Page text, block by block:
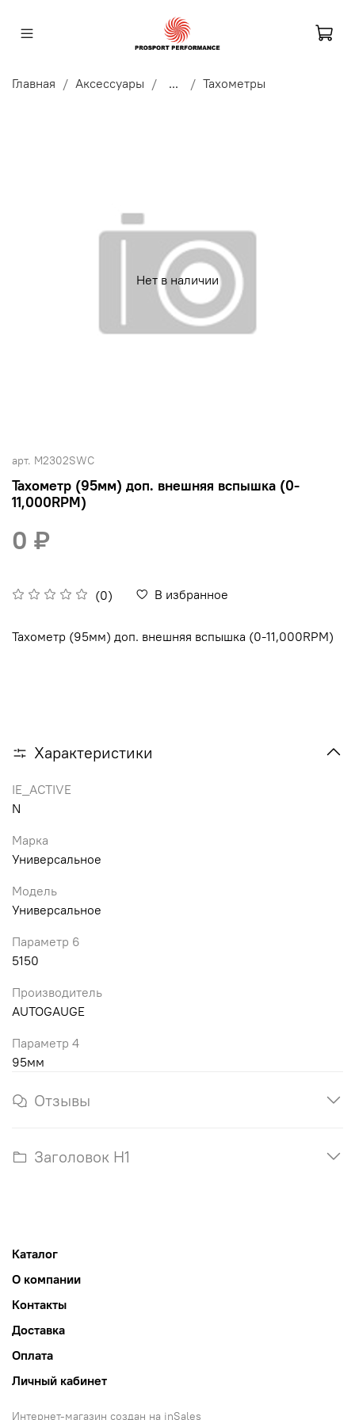
Главная Аксессуары ... Тахометры
Нет в наличии
арт. M2302SWC
Тахометр (95мм) доп. внешняя вспышка (0-
11,000RPM)
(0) В избранное
0 ₽
Тахометр (95мм) доп. внешняя вспышка (0-11,000RPM)
Характеристики
IE_ACTIVE
N
Марка
Универсальное
Модель
Универсальное
Параметр 6
5150
Производитель
AUTOGAUGE
Параметр 4
95мм
Отзывы
Заголовок H1
Каталог
О компании
Контакты
Доставка
Оплата
Личный кабинет
Интернет-магазин создан на inSales